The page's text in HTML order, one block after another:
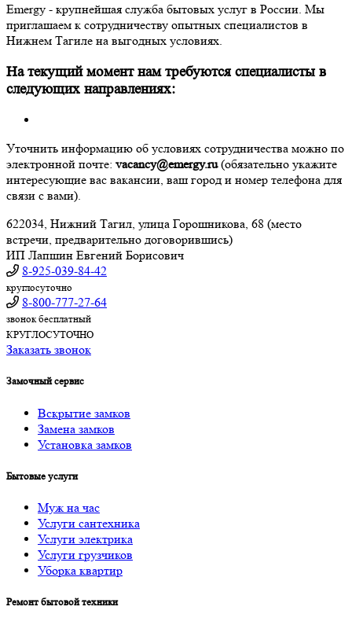
Emergy - крупнейшая служба бытовых услуг в России. Мы
приглашаем к сотрудничеству опытных специалистов в
Нижнем Тагиле на выгодных условиях.
На текущий момент нам требуются специалисты в
следующих направлениях:
Уточнить информацию об условиях сотрудничества можно по
электронной почте: vacancy@emergy.ru(обязательно укажите
интересующие вас вакансии, ваш город и номер телефона для
связи с вами).
622034, Нижний Тагил, улица Горошникова, 68 (место
встречи, предварительно договорившись)
ИП Лапшин Евгений Борисович
8-925-039-84-42
круглосуточно
8-800-777-27-64
звонок бесплатный
КРУГЛОСУТОЧНО
Заказать звонок
Замочный сервис
Вскрытие замков
Замена замков
Установка замков
Бытовые услуги
Муж на час
Услуги cантехника
Услуги электрика
Услуги грузчиков
Уборка квартир
Ремонт бытовой техники